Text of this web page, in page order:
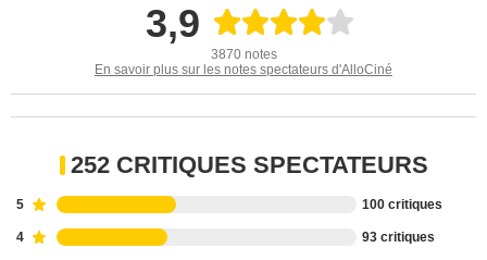
3,9
3870 notes
En savoir plus sur les notes spectateurs d'AlloCiné
252 CRITIQUES SPECTATEURS
5 100 critiques
4 93 critiques